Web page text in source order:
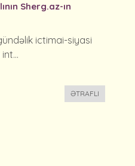
Sherg.az-ın
ictimai-siyasi
ƏTRAFLI